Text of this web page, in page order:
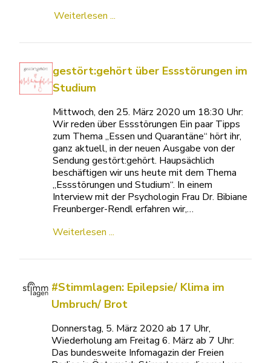
Weiterlesen ...
gestört:gehört über Essstörungen im
Studium
Mittwoch, den 25. März 2020 um 18:30 Uhr:
Wir reden über Essstörungen Ein paar Tipps
zum Thema „Essen und Quarantäne“ hört ihr,
ganz aktuell, in der neuen Ausgabe von der
Sendung gestört:gehört. Haupsächlich
beschäftigen wir uns heute mit dem Thema
„Essstörungen und Studium“. In einem
Interview mit der Psychologin Frau Dr. Bibiane
Freunberger-Rendl erfahren wir,…
Weiterlesen ...
#Stimmlagen: Epilepsie/ Klima im
Umbruch/ Brot
Donnerstag, 5. März 2020 ab 17 Uhr,
Wiederholung am Freitag 6. März ab 7 Uhr:
Das bundesweite Infomagazin der Freien